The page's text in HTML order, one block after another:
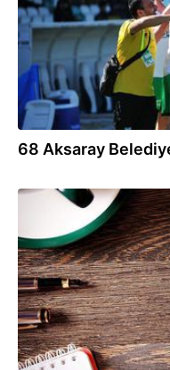
68 Aksaray
10.04.2021